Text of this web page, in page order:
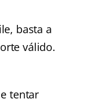
basta a
válido.
tentar